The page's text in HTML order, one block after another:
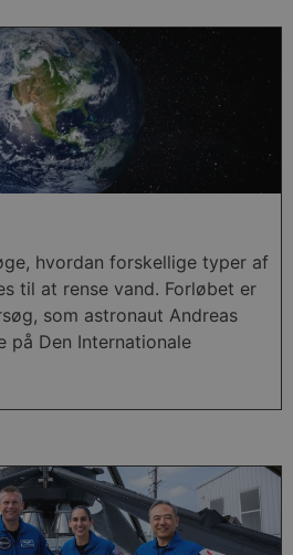
hvordan forskellige typer af
til at rense vand. Forløbet er
som astronaut Andreas
på Den Internationale